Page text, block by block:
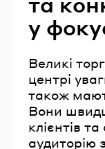
у
Великі
центрі
також
Вони
клієнтів
аудиторію